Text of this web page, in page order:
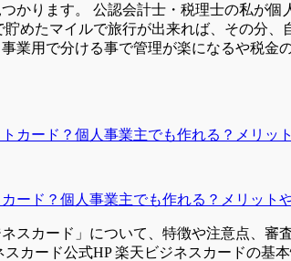
かります。 公認会計士・税理士の私が
めたマイルで旅行が出来れば、その分
業用で分ける事で管理が楽になるや税
ード？個人事業主でも作れる？メリット
スカード」について、特徴や注意点、
カード公式HP 楽天ビジネスカードの基